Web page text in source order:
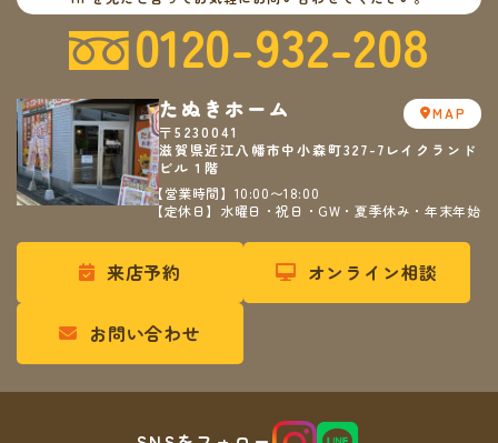
0120-932-208
たぬきホーム
〒5230041
滋賀県近江八幡市中小森町327-7レイクランド
ビル１階
【営業時間】10:00〜18:00
【定休日】水曜日・祝日・GW・夏季休み・年末年始
MAP
来店予約 オンライン相談
お問い合わせ